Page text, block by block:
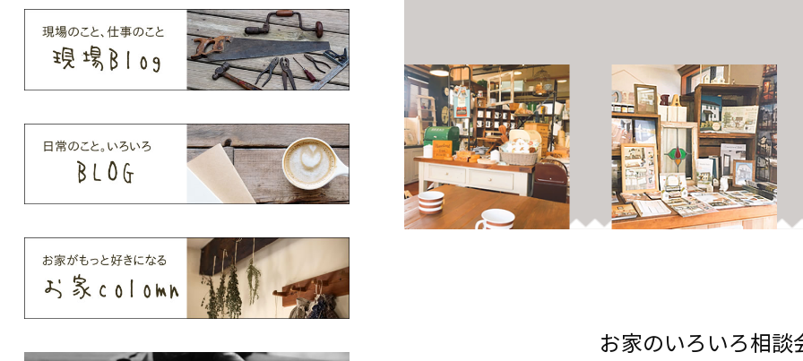
お家のいろいろ相